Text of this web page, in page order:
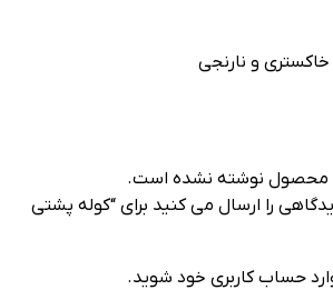
و نارنجی
محصول نوشته نشده است.
را ارسال می کنید برای “کوله پشتی
حساب کاربری خود شوید.